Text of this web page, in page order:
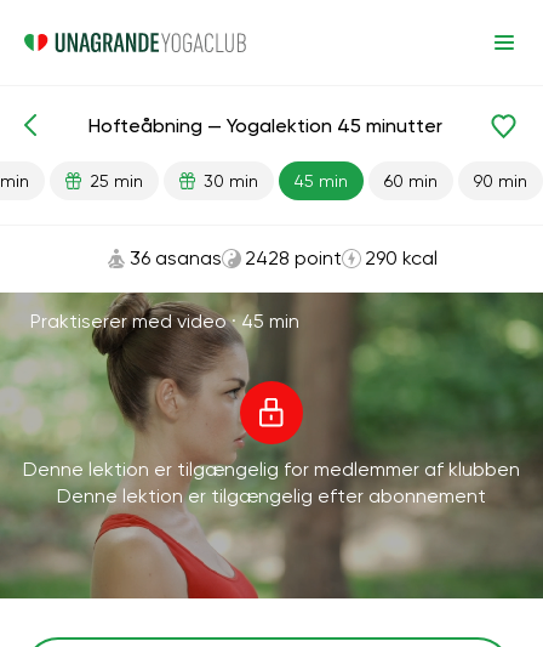
Færdiglavede lektioner Fleksibilitet Bækken
Hofteåbning — Yogalektion 45 minutter
25 min 30 min 45 min 60 min 90 min
36 asanas 2428 point 290 kcal
Praktiserer med video ·45 min
Denne lektion er tilgængelig for medlemmer af klubben
Denne lektion er tilgængelig efter abonnement